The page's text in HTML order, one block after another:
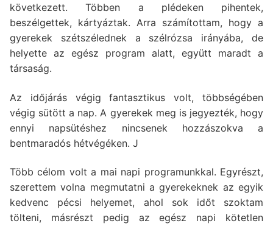
következett. Többen a plédeken pihentek,
beszélgettek, kártyáztak. Arra számítottam, hogy a
gyerekek szétszélednek a szélrózsa irányába, de
helyette az egész program alatt, együtt maradt a
társaság.
Az időjárás végig fantasztikus volt, többségében
végig sütött a nap. A gyerekek meg is jegyezték, hogy
ennyi napsütéshez nincsenek hozzászokva a
bentmaradós hétvégéken. J
Több célom volt a mai napi programunkkal. Egyrészt,
szerettem volna megmutatni a gyerekeknek az egyik
kedvenc pécsi helyemet, ahol sok időt szoktam
tölteni, másrészt pedig az egész napi kötetlen